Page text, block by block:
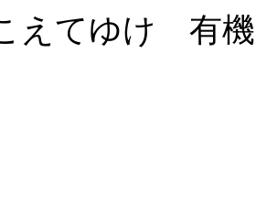
えてゆけ 有機